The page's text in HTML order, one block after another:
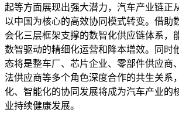
起等方面展现出强大潜力，汽车产业链正
以中国为核心的高效协同模式转变。借助
会化三层框架支撑的数智化供应链体系，
数智驱动的精细化运营和降本增效。同时
态将是整车厂、芯片企业、零部件供应商
法供应商等多个角色深度合作的共生关系
化、智能化的协同发展将成为汽车产业的
业持续健康发展。